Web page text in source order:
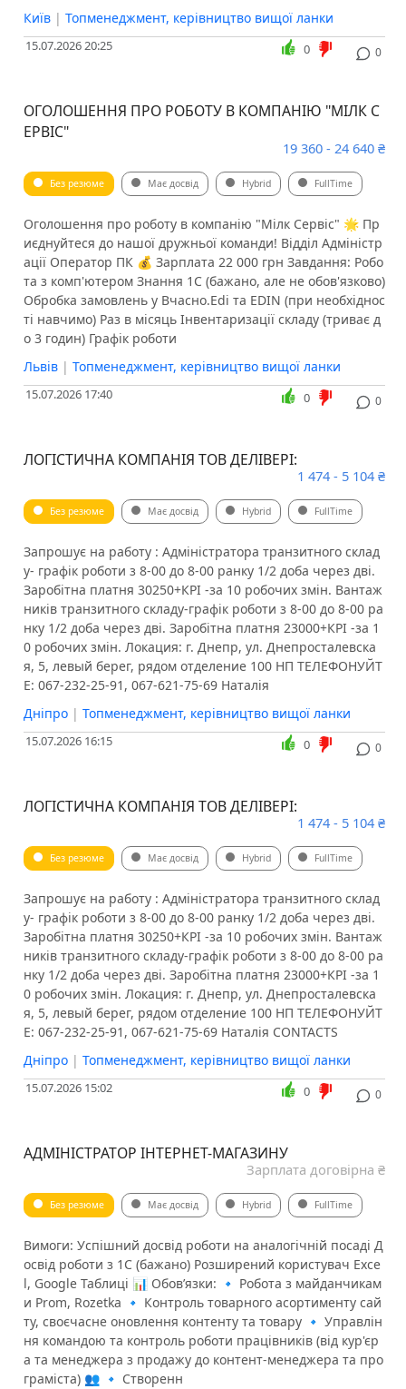
Київ | Топменеджмент, керівництво вищої ланки
15.07.2026 20:25 0
0
ОГОЛОШЕННЯ ПРО РОБОТУ В КОМПАНІЮ "МІЛК С
ЕРВІС"
19 360 - 24 640 ₴
Без резюме Має досвід Hybrid FullTime
​​Оголошення про роботу в компанію "Мілк Сервіс" 🌟 Пр
иєднуйтеся до нашої дружньої команди! Відділ Адміністр
ації Оператор ПК 💰 Зарплата 22 000 грн Завдання: Робо
та з комп'ютером Знання 1С (бажано, але не обов'язково)
Обробка замовлень у Вчасно.Edi та EDIN (при необхіднос
ті навчимо) Раз в місяць Інвентаризації складу (триває д
о 3 годин) Графік роботи
Львів | Топменеджмент, керівництво вищої ланки
15.07.2026 17:40 0
0
ЛОГІСТИЧНА КОМПАНІЯ ТОВ ДЕЛІВЕРІ:
1 474 - 5 104 ₴
Без резюме Має досвід Hybrid FullTime
Запрошує на работу : Адміністратора транзитного склад
у- графік роботи з 8-00 до 8-00 ранку 1/2 доба через дві.
Заробітна платня 30250+КРІ -за 10 робочих змін. Вантаж
ників транзитного складу-графік роботи з 8-00 до 8-00 ра
нку 1/2 доба через дві. Заробітна платня 23000+КРІ -за 1
0 робочих змін. Локация: г. Днепр, ул. Днепросталевска
я, 5, левый берег, рядом отделение 100 НП ТЕЛЕФОНУЙТ
Е: 067-232-25-91, 067-621-75-69 Наталія
Дніпро | Топменеджмент, керівництво вищої ланки
15.07.2026 16:15 0
0
ЛОГІСТИЧНА КОМПАНІЯ ТОВ ДЕЛІВЕРІ:
1 474 - 5 104 ₴
Без резюме Має досвід Hybrid FullTime
Запрошує на работу : Адміністратора транзитного склад
у- графік роботи з 8-00 до 8-00 ранку 1/2 доба через дві.
Заробітна платня 30250+КРІ -за 10 робочих змін. Вантаж
ників транзитного складу-графік роботи з 8-00 до 8-00 ра
нку 1/2 доба через дві. Заробітна платня 23000+КРІ -за 1
0 робочих змін. Локация: г. Днепр, ул. Днепросталевска
я, 5, левый берег, рядом отделение 100 НП ТЕЛЕФОНУЙТ
Е: 067-232-25-91, 067-621-75-69 Наталія CONTACTS
Дніпро | Топменеджмент, керівництво вищої ланки
15.07.2026 15:02 0
0
АДМІНІСТРАТОР ІНТЕРНЕТ-МАГАЗИНУ
Зарплата договірна ₴
Без резюме Має досвід Hybrid FullTime
Вимоги: Успішний досвід роботи на аналогічній посаді Д
освід роботи з 1С (бажано) Розширений користувач Exce
l, Google Таблиці 📊 Обов’язки: 🔹 Робота з майданчикам
и Prom, Rozetka 🔹 Контроль товарного асортименту сай
ту, своєчасне оновлення контенту та товару 🔹 Управлін
ня командою та контроль роботи працівників (від кур'єр
а та менеджера з продажу до контент-менеджера та про
граміста) 👥 🔹 Створенн